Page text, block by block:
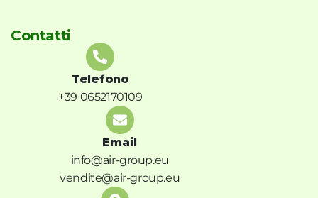
Contatti
Telefono
+39 0652170109
Email
info@air-group.eu
vendite@air-group.eu